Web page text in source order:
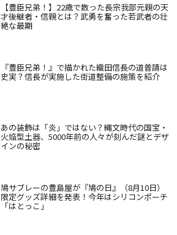
【豊臣兄弟！】22歳で散った長宗我部元親の天
才後継者・信親とは？武勇を奮った若武者の壮
絶な最期
『豊臣兄弟！』で描かれた織田信長の道普請は
史実？信長が実施した街道整備の施策を紹介
あの装飾は「炎」ではない？縄文時代の国宝・
火焔型土器、5000年前の人々が刻んだ謎とデザ
インの秘密
鳩サブレーの豊島屋が『鳩の日』（8月10日）
限定グッズ詳細を発表！今年はシリコンポーチ
「はとっこ」